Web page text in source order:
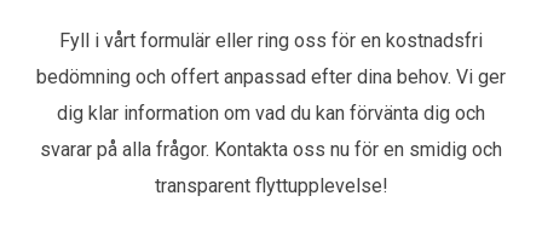
Fyll i vårt formulär eller ring oss för en kostnadsfri
bedömning och offert anpassad efter dina behov. Vi ger
dig klar information om vad du kan förvänta dig och
svarar på alla frågor. Kontakta oss nu för en smidig och
transparent flyttupplevelse!